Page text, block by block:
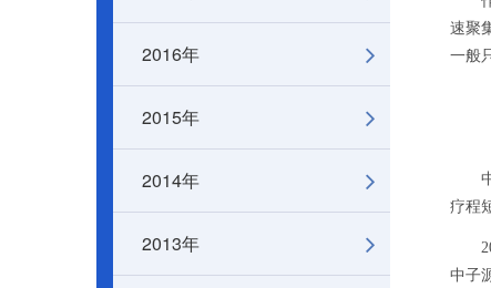
2016年
2015年
2014年
2013年
速聚
一般
中
疗程
中子